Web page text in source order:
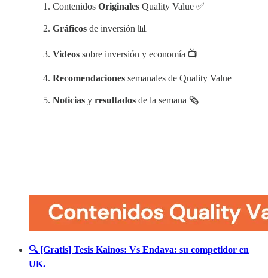
Contenidos Originales Quality Value ✅
Gráficos de inversión 📊
Videos sobre inversión y economía 📺
Recomendaciones semanales de Quality Value
Noticias y resultados de la semana 🗞️
🔍 [Gratis] Tesis Kainos: Vs Endava: su competidor en
UK.